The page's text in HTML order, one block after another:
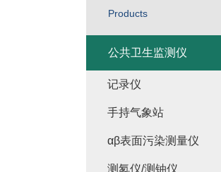
Products
公共卫生监测仪
记录仪
手持气象站
αβ表面污染测量仪
测氡仪/测铀仪